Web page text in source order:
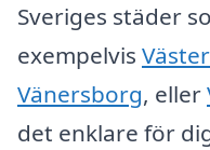
Sveriges städer
exempelvis
Vänersborg, eller
det enklare för